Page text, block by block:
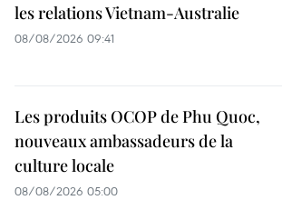
les relations Vietnam-Australie
08/08/2026 09:41
Les produits OCOP de Phu Quoc,
nouveaux ambassadeurs de la
culture locale
08/08/2026 05:00